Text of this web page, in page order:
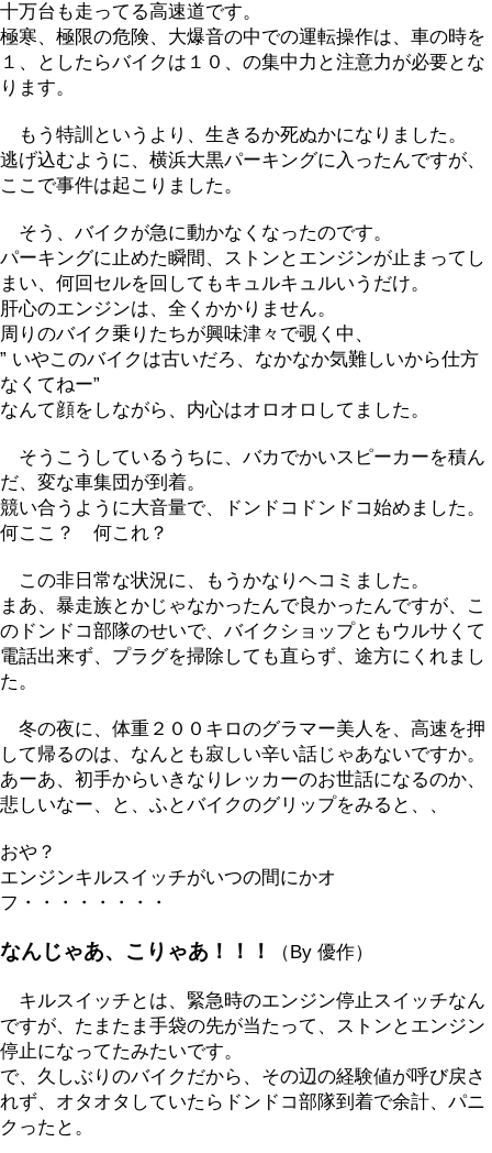
十万台も走ってる高速道です。
極寒、極限の危険、大爆音の中での運転操作は、車の時を
１、としたらバイクは１０、の集中力と注意力が必要とな
ります。
もう特訓というより、生きるか死ぬかになりました。
逃げ込むように、横浜大黒パーキングに入ったんですが、
ここで事件は起こりました。
そう、バイクが急に動かなくなったのです。
パーキングに止めた瞬間、ストンとエンジンが止まってし
まい、何回セルを回してもキュルキュルいうだけ。
肝心のエンジンは、全くかかりません。
周りのバイク乗りたちが興味津々で覗く中、
” いやこのバイクは古いだろ、なかなか気難しいから仕方
なくてねー”
なんて顔をしながら、内心はオロオロしてました。
そうこうしているうちに、バカでかいスピーカーを積ん
だ、変な車集団が到着。
競い合うように大音量で、ドンドコドンドコ始めました。
何ここ？ 何これ？
この非日常な状況に、もうかなりヘコミました。
まあ、暴走族とかじゃなかったんで良かったんですが、こ
のドンドコ部隊のせいで、バイクショップともウルサくて
電話出来ず、プラグを掃除しても直らず、途方にくれまし
た。
冬の夜に、体重２００キロのグラマー美人を、高速を押
して帰るのは、なんとも寂しい辛い話じゃあないですか。
あーあ、初手からいきなりレッカーのお世話になるのか、
悲しいなー、と、ふとバイクのグリップをみると、、
おや？
エンジンキルスイッチがいつの間にかオ
フ・・・・・・・・
なんじゃあ、こりゃあ！！！ （By 優作）
キルスイッチとは、緊急時のエンジン停止スイッチなん
ですが、たまたま手袋の先が当たって、ストンとエンジン
停止になってたみたいです。
で、久しぶりのバイクだから、その辺の経験値が呼び戻さ
れず、オタオタしていたらドンドコ部隊到着で余計、パニ
クったと。